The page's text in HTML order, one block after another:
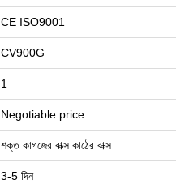
CE ISO9001
CV900G
1
Negotiable price
শক্ত কাগজের বাক্স কাঠের বাক্স
3-5 দিন